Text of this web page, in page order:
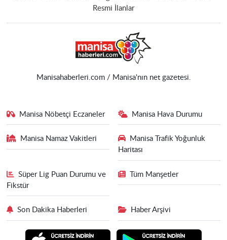
Resmi İlanlar
Manisahaberleri.com / Manisa'nın net gazetesi.
Manisa Nöbetçi Eczaneler Manisa Hava Durumu
Manisa Namaz Vakitleri
Manisa Trafik Yoğunluk
Haritası
Süper Lig Puan Durumu ve
Fikstür
Tüm Manşetler
Son Dakika Haberleri Haber Arşivi